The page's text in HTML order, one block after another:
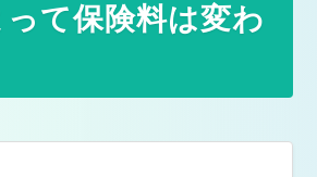
て保険料は変わ